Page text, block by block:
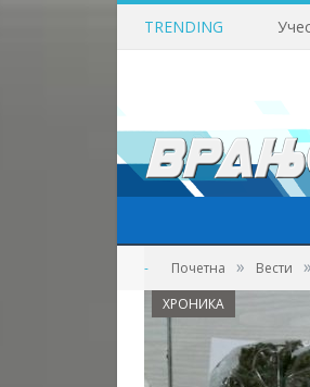
TRENDING
- Почетна » Вести »
ХРОНИКА